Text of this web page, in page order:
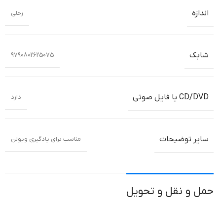
اندازه رحلی
شابک 9790802625075
CD/DVD یا فایل صوتی دارد
سایر توضیحات مناسب برای یادگیری ویولن
حمل و نقل و تحویل